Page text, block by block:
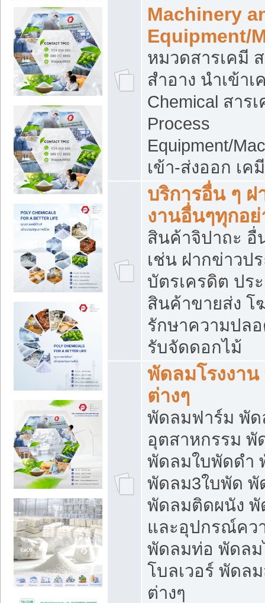
Machinery
Equipment/
หมวดสารเคมี
สำอาง นำเข้
Chemical สาร
Process
Equipment/
เข้า-ส่งออก เ
บริการอื่น ๆ
งานอื่นๆทุกอ
สินค้าจิปาถะ อื่
เช่น ฝากข่าวป
บัตรเครดิต ปร
สินค้าขายส่ง
รักษาความปล
รับจัดดอกไม้
พัดลมโรงงา
ต่างๆ
พัดลมฟาร์ม พัด
อุตสาหกรรม
พัดลมใบพัดดำ
พัดลม3ใบพัด พั
พัดลมติดผนัง
และอุปกรณ์คว
พัดลมท่อ พัดลม
โบลเวอร์ พัดล
ต่างๆ